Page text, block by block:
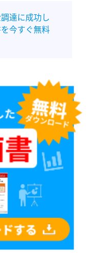
達に成功し
今すぐ無料